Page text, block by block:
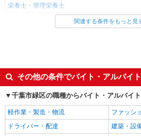
栄養士・管理栄養士
同じ雇用形態から鎌取駅の求人を探す
朝
昼
車通勤OK
バイク通
副業・WワークOK
入社日応
Web面接OK
友達と応
職場見学OKまたは説明会あり
未経験歓
関連する条件をもっと見
その他の条件でバイト・アルバイ
千葉市緑区の職種からバイト・アルバイ
軽作業・製造・物流
ファッシ
ドライバー・配達
建築・設